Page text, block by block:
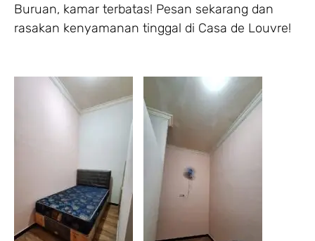
Buruan, kamar terbatas! Pesan sekarang dan
rasakan kenyamanan tinggal di Casa de Louvre!